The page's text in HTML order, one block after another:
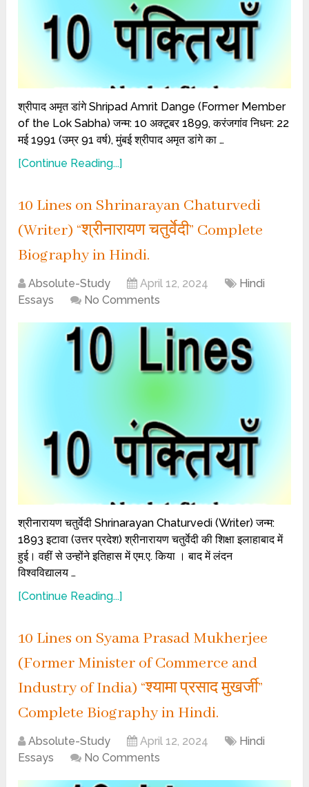
श्रीपाद अमृत डांगे Shripad Amrit Dange (Former Member
of the Lok Sabha) जन्म: 10 अक्टूबर 1899, करंजगांव निधन: 22
मई 1991 (उम्र 91 वर्ष), मुंबई श्रीपाद अमृत डांगे का …
[Continue Reading...]
10 Lines on Shrinarayan Chaturvedi
(Writer) “श्रीनारायण चतुर्वेदी” Complete
Biography in Hindi.
Absolute-Study April 12, 2024
Hindi
Essays
No Comments
श्रीनारायण चतुर्वेदी Shrinarayan Chaturvedi (Writer) जन्म:
1893 इटावा (उत्तर प्रदेश) श्रीनारायण चतुर्वेदी की शिक्षा इलाहाबाद में
हुई। वहीं से उन्होंने इतिहास में एम.ए. किया । बाद में लंदन
विश्वविद्यालय …
[Continue Reading...]
10 Lines on Syama Prasad Mukherjee
(Former Minister of Commerce and
Industry of India) “श्यामा प्रसाद मुखर्जी”
Complete Biography in Hindi.
Absolute-Study April 12, 2024
Hindi
Essays
No Comments